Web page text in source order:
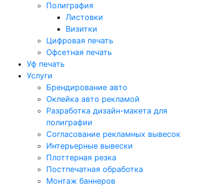
Полиграфия
Листовки
Визитки
Цифровая печать
Офсетная печать
Уф печать
Услуги
Брендирование авто
Оклейка авто рекламой
Разработка дизайн-макета для
полиграфии
Согласование рекламных вывесок
Интерьерные вывески
Плоттерная резка
Постпечатная обработка
Монтаж баннеров